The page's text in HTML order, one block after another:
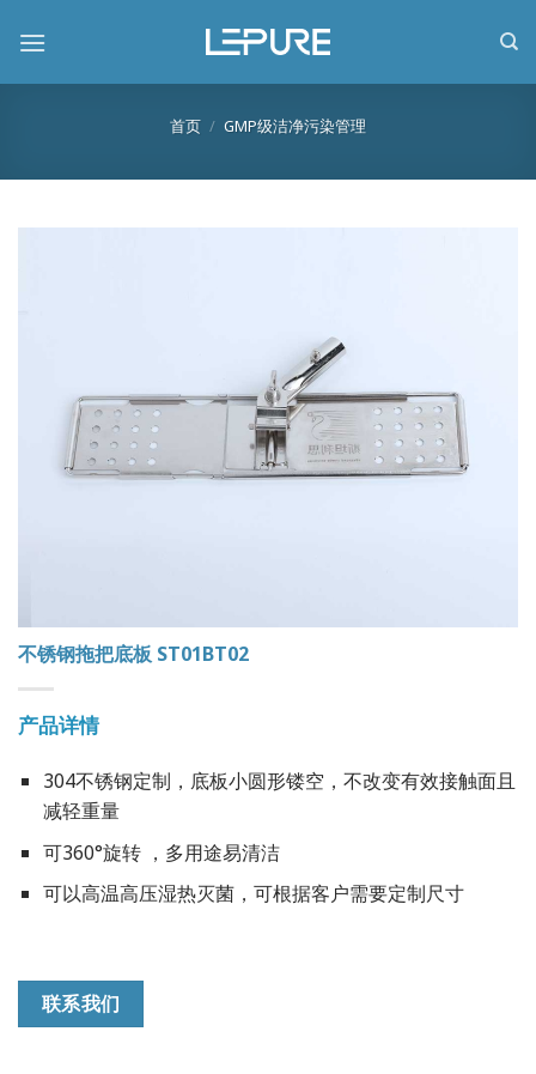
首页 / GMP级洁净污染管理
不锈钢拖把底板 ST01BT02
产品详情
304不锈钢定制，底板小圆形镂空，不改变有效接触面且
减轻重量
可360°旋转 ，多用途易清洁
可以高温高压湿热灭菌，可根据客户需要定制尺寸
联系我们